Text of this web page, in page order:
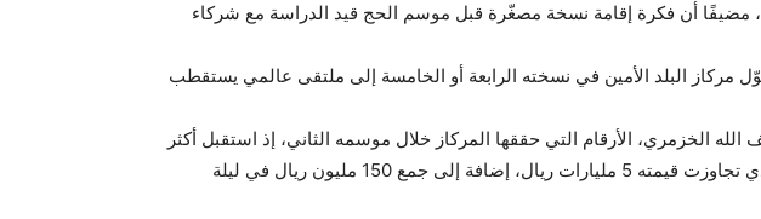
أن فكرة إقامة نسخة مصغّرة قبل موسم الحج قيد الدراسة مع شركاء
مركاز البلد الأمين في نسخته الرابعة أو الخامسة إلى ملتقى عالمي يستقطب
الخزمري، الأرقام التي حققها المركاز خلال موسمه الثاني، إذ استقبل أكثر
من 16,500 ضيف، وشهد تنظيم 17 أمسية ، وإبرام 50 اتفاقية استراتيجية، نتج عنها حراك اقتصادي تجاوزت قيمته 5 مليارات ريال، إضافة إلى جمع 150 مليون ريال في ليلة